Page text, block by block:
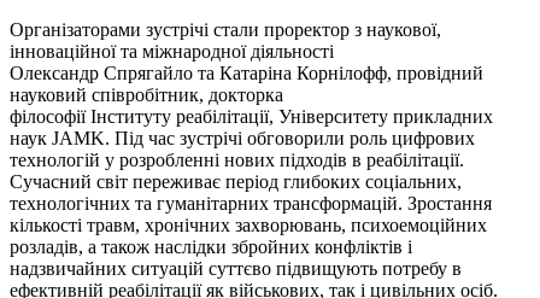
Організаторами зустрічі стали проректор з наукової,
інноваційної та міжнародної діяльності
Олександр Спрягайло та Катаріна Корнілофф, провідний
науковий співробітник, докторка
філософії Інституту реабілітації, Університету прикладних
наук JAMK. Під час зустрічі обговорили роль цифрових
технологій у розробленні нових підходів в реабілітації.
Сучасний світ переживає період глибоких соціальних,
технологічних та гуманітарних трансформацій. Зростання
кількості травм, хронічних захворювань, психоемоційних
розладів, а також наслідки збройних конфліктів і
надзвичайних ситуацій суттєво підвищують потребу в
ефективній реабілітації як військових, так і цивільних осіб.